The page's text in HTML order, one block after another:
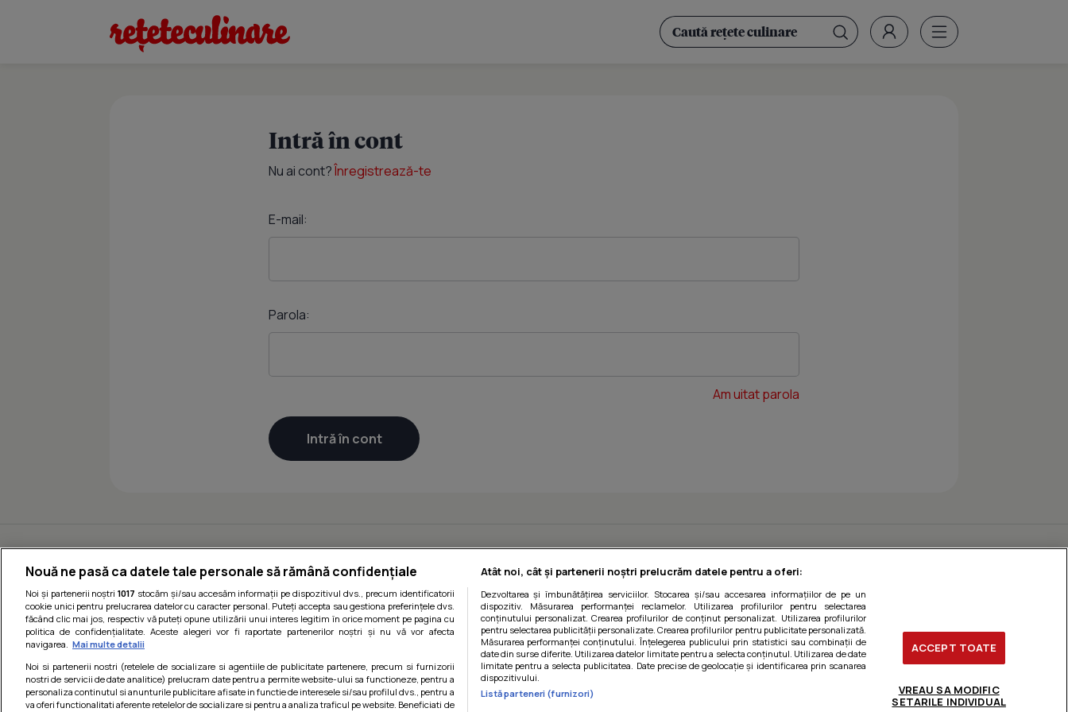
Intră în cont
Nu ai cont?Înregistrează-te
E-mail:
Parola:
Am uitat parola
Nouă ne pasă ca datele tale personale să rămână confidențiale
Noi și partenerii noștri1017 stocăm și/sau accesăm informații pe dispozitivul dvs., precum identificatorii
cookie unici pentru prelucrarea datelor cu caracter personal. Puteți accepta sau gestiona preferințele dvs.
făcând clic mai jos, respectiv vă puteți opune utilizării unui interes legitim în orice moment pe pagina cu
politica de confidențialitate. Aceste alegeri vor fi raportate partenerilor noștri și nu vă vor afecta
navigarea. Mai multe detalii
Noi si partenerii nostri (retelele de socializare si agentiile de publicitate partenere, precum si furnizorii
nostri de servicii de date analitice) prelucram date pentru a permite website-ului sa functioneze, pentru a
personaliza continutul si anunturile publicitare afisate in functie de interesele si/sau profilul dvs., pentru a
va oferi functionalitati aferente retelelor de socializare si pentru a analiza traficul pe website. Beneficiati de
Atât noi, cât și partenerii noștri prelucrăm datele pentru a oferi:
Dezvoltarea și îmbunătățirea serviciilor. Stocarea și/sau accesarea informațiilor de pe un
dispozitiv. Măsurarea performanței reclamelor. Utilizarea profilurilor pentru selectarea
conținutului personalizat. Crearea profilurilor de conținut personalizat. Utilizarea profilurilor
pentru selectarea publicității personalizate. Crearea profilurilor pentru publicitate personalizată.
Măsurarea performanței conținutului. Înțelegerea publicului prin statistici sau combinații de
date din surse diferite. Utilizarea datelor limitate pentru a selecta conținutul. Utilizarea de date
limitate pentru a selecta publicitatea. Date precise de geolocație și identificarea prin scanarea
dispozitivului.
Listă parteneri (furnizori)
ACCEPT TOATE
VREAU SA MODIFIC
SETARILE INDIVIDUAL